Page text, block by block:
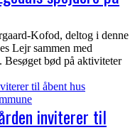
Kofod, deltog i denne
Lejr sammen med
Besøget bød på aktiviteter
til åbent hus
inviterer til